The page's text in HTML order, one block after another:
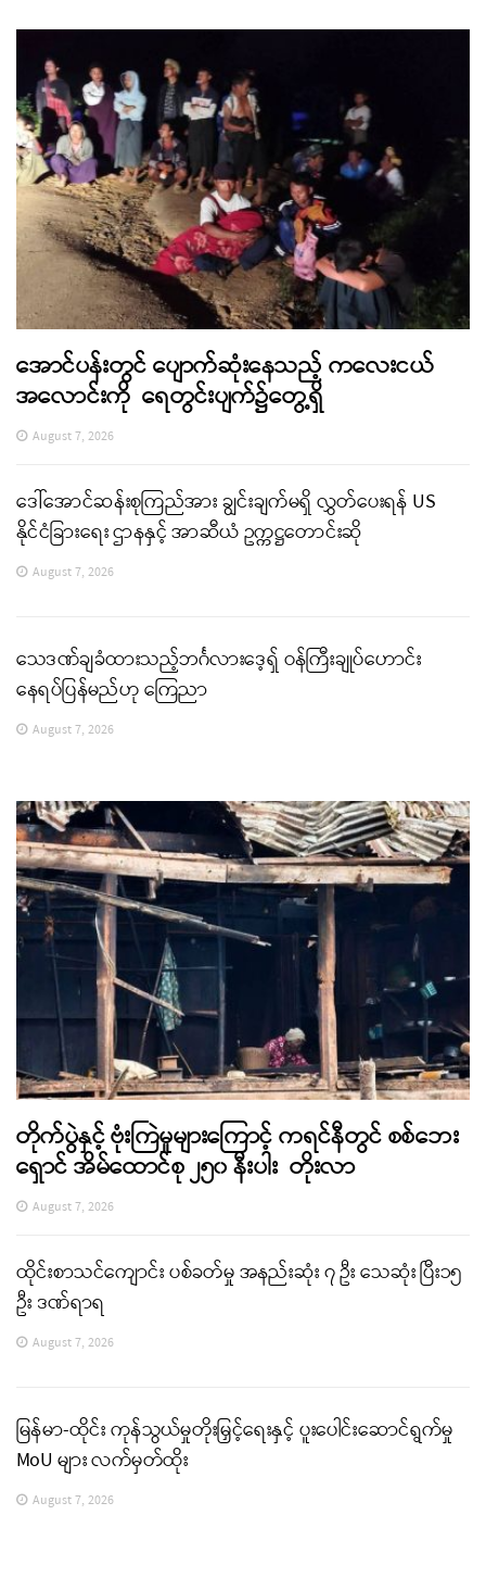
အောင်ပန်းတွင် ပျောက်ဆုံးနေသည့် ကလေးငယ်
အလောင်းကို ရေတွင်းပျက်၌တွေ့ရှိ
August 7, 2026
ဒေါ်အောင်ဆန်းစုကြည်အား ချွင်းချက်မရှိ လွှတ်ပေးရန် US
နိုင်ငံခြားရေး ဌာနနှင့် အာဆီယံ ဥက္ကဋ္ဌတောင်းဆို
August 7, 2026
သေဒဏ်ချခံထားသည့်ဘင်္ဂလားဒေ့ရှ် ဝန်ကြီးချုပ်ဟောင်း
နေရပ်ပြန်မည်ဟု ကြေညာ
August 7, 2026
တိုက်ပွဲနှင့် ဗုံးကြဲမှုများကြောင့် ကရင်နီတွင် စစ်ဘေး
ရှောင် အိမ်ထောင်စု ၂၅၀ နီးပါး တိုးလာ
August 7, 2026
ထိုင်းစာသင်ကျောင်း ပစ်ခတ်မှု အနည်းဆုံး ၇ ဦး သေဆုံး ပြီး၁၅
ဦး ဒဏ်ရာရ
August 7, 2026
မြန်မာ-ထိုင်း ကုန်သွယ်မှုတိုးမြှင့်ရေးနှင့် ပူးပေါင်းဆောင်ရွက်မှု
MoU များ လက်မှတ်ထိုး
August 7, 2026